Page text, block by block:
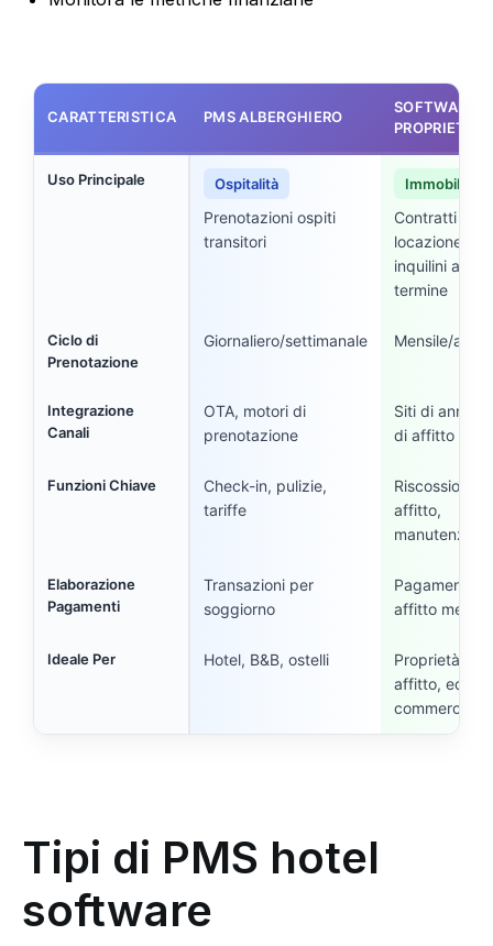
CARATTERISTICA PMS ALBERGHIERO
SOFTWARE
PROPRIETARI
Uso Principale Ospitalità
Prenotazioni ospiti
transitori
Immobiliare
Contratti di
locazione
inquilini a
termine
Ciclo di
Prenotazione
Giornaliero/settimanale Mensile/
Integrazione
Canali
OTA, motori di
prenotazione
Siti di annunci
di affitto
Funzioni Chiave
Check-in, pulizie,
tariffe
Riscossione
affitto,
Elaborazione
Pagamenti
Transazioni per
soggiorno
Pagamenti
affitto mensili
Ideale Per Hotel, B&B, ostelli
Proprietà in
affitto, edifici
commerciali
Tipi di PMS hotel
software